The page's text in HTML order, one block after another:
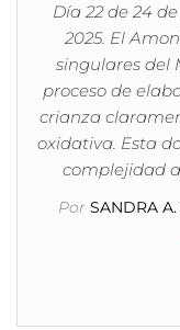
Día 22 de 24
2025. El
singulares del
proceso de
crianza
oxidativa. Esta
complejidad
Por SANDRA A.